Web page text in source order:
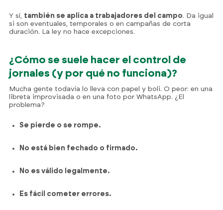
Y sí, también se aplica a trabajadores del campo. Da igual
si son eventuales, temporales o en campañas de corta
duración. La ley no hace excepciones.
¿Cómo se suele hacer el control de
jornales (y por qué no funciona)?
Mucha gente todavía lo lleva con papel y boli. O peor: en una
libreta improvisada o en una foto por WhatsApp. ¿El
problema?
Se pierde o se rompe.
No está bien fechado o firmado.
No es válido legalmente.
Es fácil cometer errores.